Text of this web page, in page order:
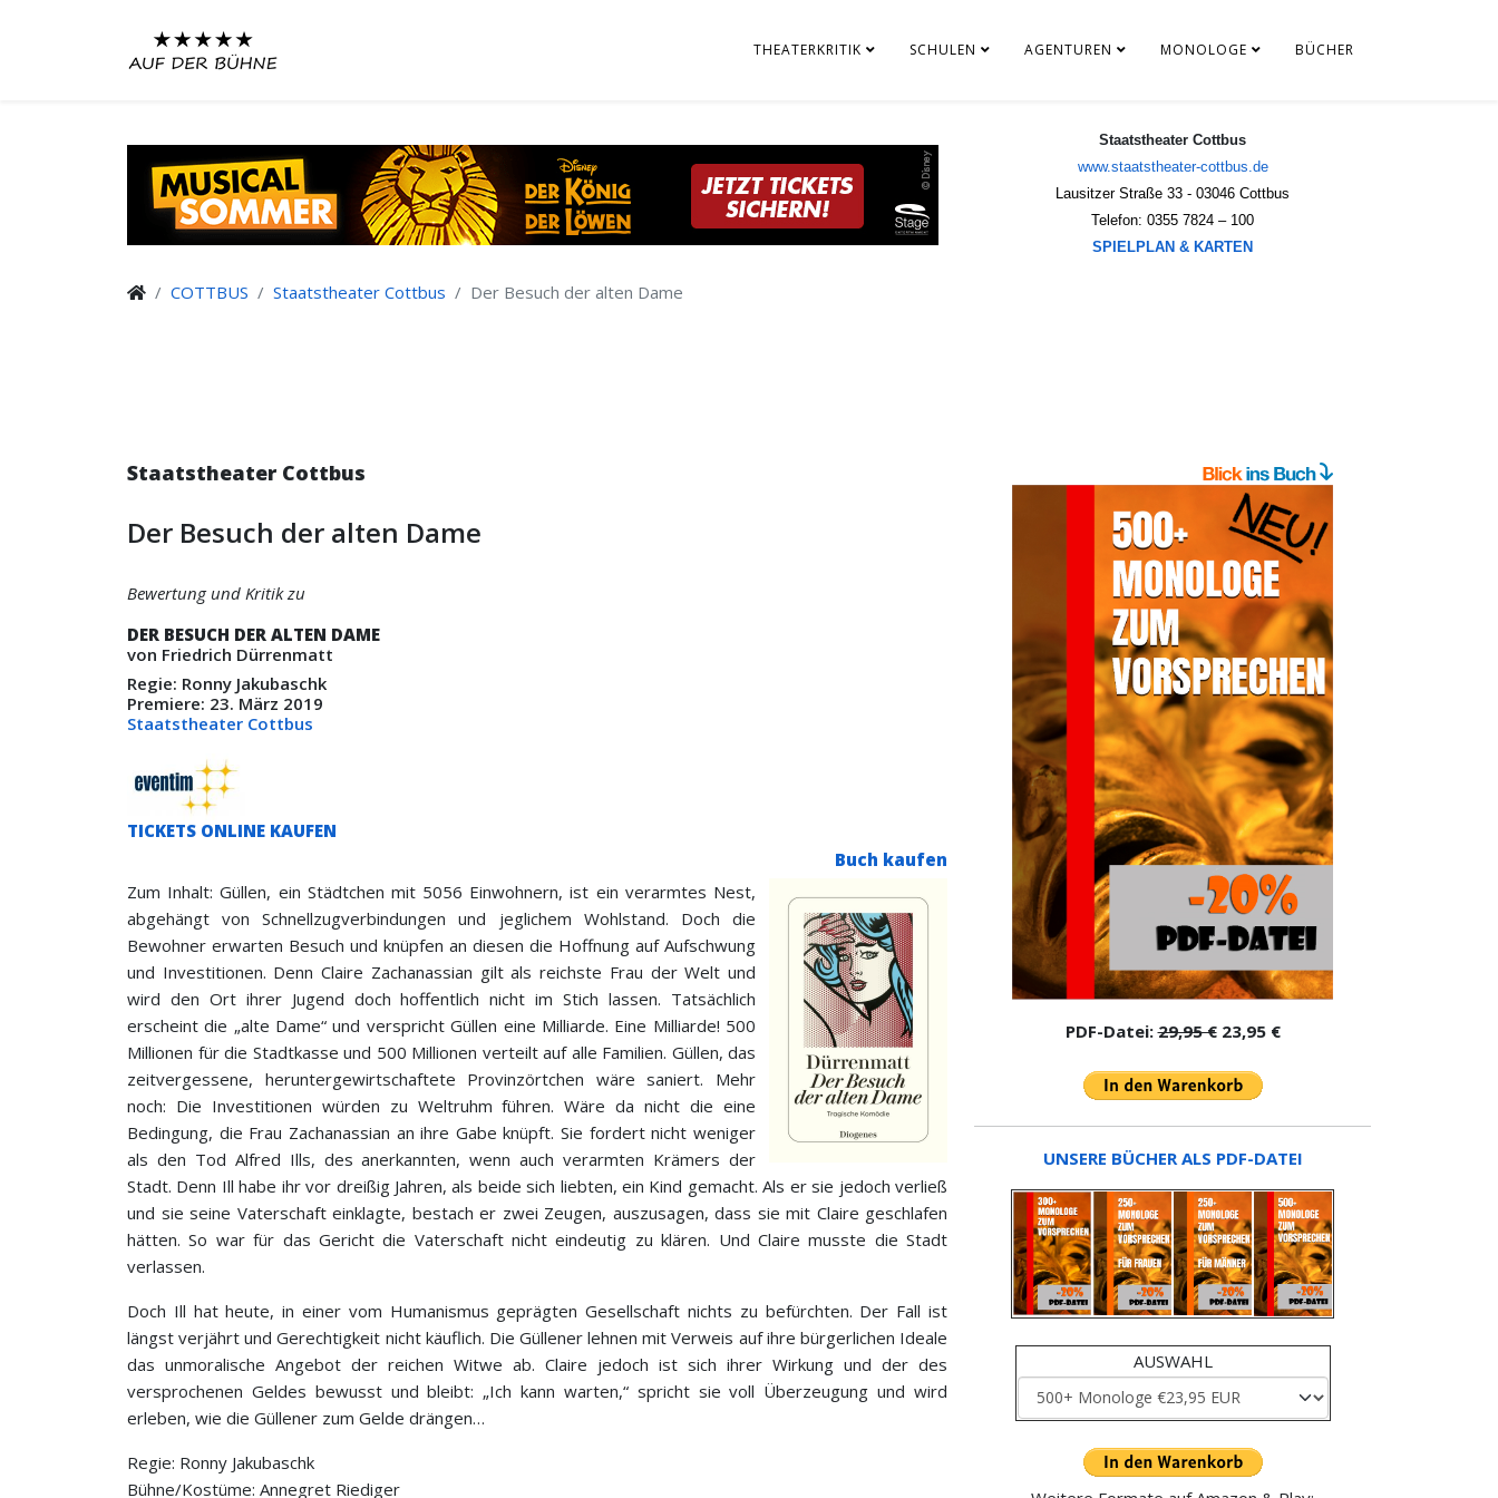
THEATERKRITIK SCHULEN AGENTUREN MONOLOGE BÜCHER
Staatstheater Cottbus
www.staatstheater-cottbus.de
Lausitzer Straße 33 - 03046 Cottbus
Telefon: 0355 7824 – 100
SPIELPLAN & KARTEN
COTTBUS Staatstheater Cottbus Der Besuch der alten Dame
Staatstheater Cottbus
Der Besuch der alten Dame
Bewertung und Kritik zu
DER BESUCH DER ALTEN DAME
von Friedrich Dürrenmatt
Regie: Ronny Jakubaschk
Premiere: 23. März 2019
Staatstheater Cottbus
TICKETS ONLINE KAUFEN
Buch kaufen
Zum Inhalt: Güllen, ein Städtchen mit 5056 Einwohnern, ist ein verarmtes Nest,
abgehängt von Schnellzugverbindungen und jeglichem Wohlstand. Doch die
Bewohner erwarten Besuch und knüpfen an diesen die Hoffnung auf Aufschwung
und Investitionen. Denn Claire Zachanassian gilt als reichste Frau der Welt und
wird den Ort ihrer Jugend doch hoffentlich nicht im Stich lassen. Tatsächlich
erscheint die „alte Dame“ und verspricht Güllen eine Milliarde. Eine Milliarde! 500
Millionen für die Stadtkasse und 500 Millionen verteilt auf alle Familien. Güllen, das
zeitvergessene, heruntergewirtschaftete Provinzörtchen wäre saniert. Mehr
noch: Die Investitionen würden zu Weltruhm führen. Wäre da nicht die eine
Bedingung, die Frau Zachanassian an ihre Gabe knüpft. Sie fordert nicht weniger
als den Tod Alfred Ills, des anerkannten, wenn auch verarmten Krämers der
Stadt. Denn Ill habe ihr vor dreißig Jahren, als beide sich liebten, ein Kind gemacht. Als er sie jedoch verließ
und sie seine Vaterschaft einklagte, bestach er zwei Zeugen, auszusagen, dass sie mit Claire geschlafen
hätten. So war für das Gericht die Vaterschaft nicht eindeutig zu klären. Und Claire musste die Stadt
verlassen.
Doch Ill hat heute, in einer vom Humanismus geprägten Gesellschaft nichts zu befürchten. Der Fall ist
längst verjährt und Gerechtigkeit nicht käuflich. Die Güllener lehnen mit Verweis auf ihre bürgerlichen Ideale
das unmoralische Angebot der reichen Witwe ab. Claire jedoch ist sich ihrer Wirkung und der des
versprochenen Geldes bewusst und bleibt: „Ich kann warten,“ spricht sie voll Überzeugung und wird
erleben, wie die Güllener zum Gelde drängen…
Regie: Ronny Jakubaschk
Bühne/Kostüme: Annegret Riediger
PDF-Datei:29,95 €23,95 €
UNSERE BÜCHER ALS PDF-DATEI
AUSWAHL